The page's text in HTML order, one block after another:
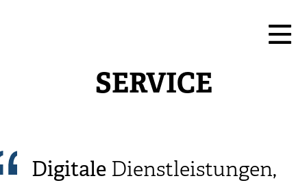
SERVICE
DigitaleDienstleistungen,